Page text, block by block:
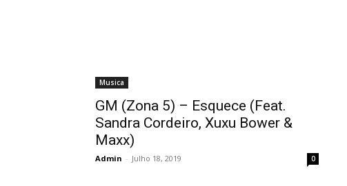
Musica
GM (Zona 5) – Esquece (Feat.
Sandra Cordeiro, Xuxu Bower &
Maxx)
Admin - Julho 18, 2019 0